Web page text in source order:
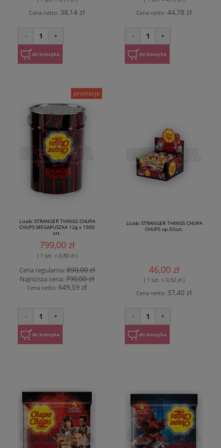
Cena netto: 38,14 zł
- 1 +
do koszyka
Cena netto: 44,78 zł
- 1 +
do koszyka
Lizaki STRANGER THINGS CHUPA
CHUPS MEGAPUSZKA 12g x 1000
szt.
799,00 zł
( 1 szt. = 0,80 zł )
Cena regularna:890,00 zł
Najniższa cena:790,00 zł
Cena netto: 649,59 zł
- 1 +
do koszyka
promocja
Lizaki STRANGER THINGS CHUPA
CHUPS op.50szt.
46,00 zł
( 1 szt. = 0,92 zł )
Cena netto: 37,40 zł
- 1 +
do koszyka